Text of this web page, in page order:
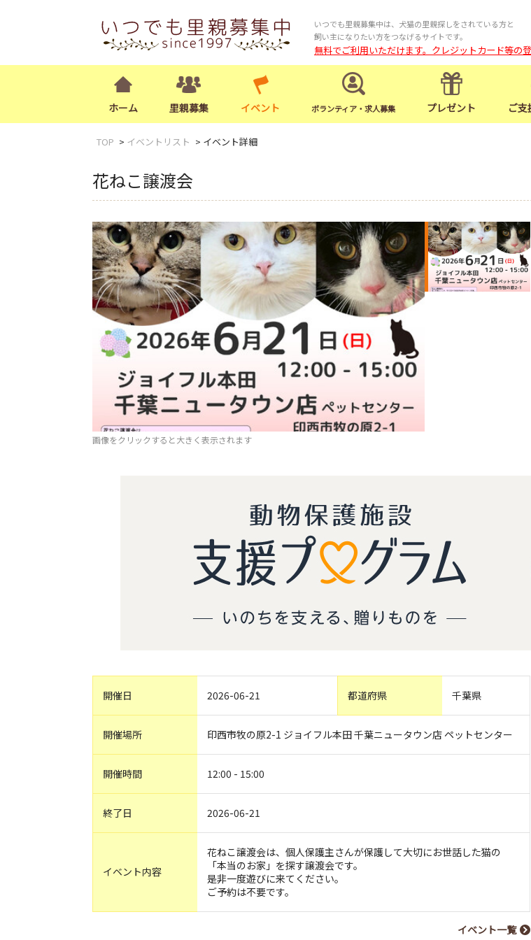
いつでも里親募集中は、犬猫の里親探しをされている方と
飼い主になりたい方をつなげるサイトです。
無料でご利用いただけます。クレジットカード等の
ホーム 里親募集 イベント ボランティア・求人募集 プレゼント ご
TOP イベントリスト イベント詳細
花ねこ譲渡会
画像をクリックすると大きく表示されます
開催日 2026-06-21 都道府県 千葉県
開催場所 印西市牧の原2-1 ジョイフル本田 千葉ニュータウン店 ペットセンター
開催時間 12:00 - 15:00
終了日 2026-06-21
イベント内容
花ねこ譲渡会は、個人保護主さんが保護して大切にお世話した猫の
「本当のお家」を探す譲渡会です。
是非一度遊びに来てください。
ご予約は不要です。
イベント一覧